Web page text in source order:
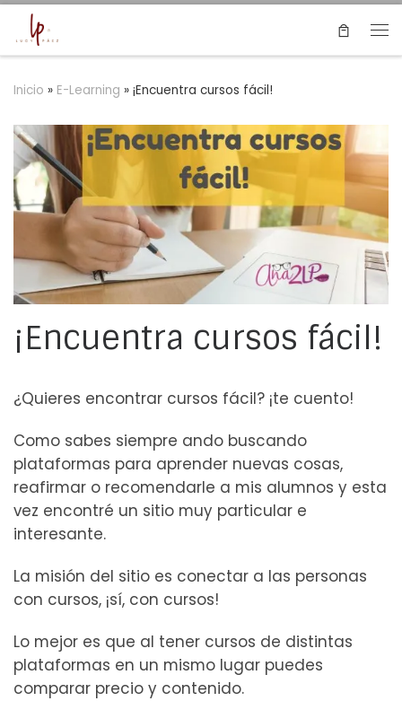
Saltar al contenido
Inicio » E-Learning » ¡Encuentra cursos fácil!
¡Encuentra cursos fácil!
¿Quieres encontrar cursos fácil? ¡te cuento!
Como sabes siempre ando buscando
plataformas para aprender nuevas cosas,
reafirmar o recomendarle a mis alumnos y esta
vez encontré un sitio muy particular e
interesante.
La misión del sitio es conectar a las personas
con cursos, ¡sí, con cursos!
Lo mejor es que al tener cursos de distintas
plataformas en un mismo lugar puedes
comparar precio y contenido.